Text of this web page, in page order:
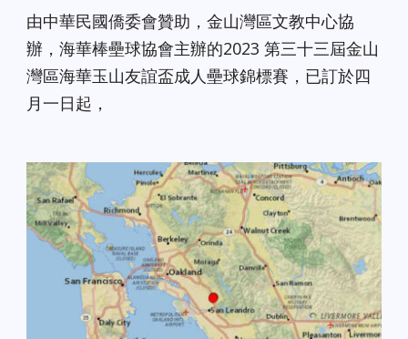
由中華民國僑委會贊助，金山灣區文教中心協
辦，海華棒壘球協會主辦的2023 第三十三屆金山
灣區海華玉山友誼盃成人壘球錦標賽，已訂於四
月一日起，